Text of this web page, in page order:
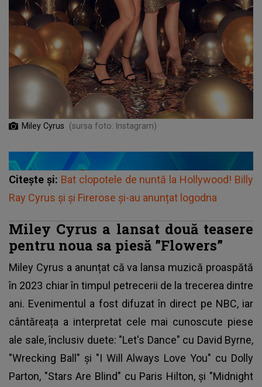
Miley Cyrus (sursa foto: Instagram)
Citește și: Bat clopotele de nuntă la Hollywood! Billy
Ray Cyrus și și Firerose și-au anunțat logodna
Miley Cyrus a lansat două teasere
pentru noua sa piesă ”Flowers”
Miley Cyrus a anunțat că va lansa muzică proaspătă
în 2023 chiar în timpul petrecerii de la trecerea dintre
ani. Evenimentul a fost difuzat în direct pe NBC, iar
cântăreața a interpretat cele mai cunoscute piese
ale sale, înclusiv duete: "Let's Dance" cu David Byrne,
"Wrecking Ball" și "I Will Always Love You" cu Dolly
Parton, "Stars Are Blind" cu Paris Hilton, și "Midnight